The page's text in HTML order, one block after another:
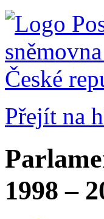
Přejít na
1998 –